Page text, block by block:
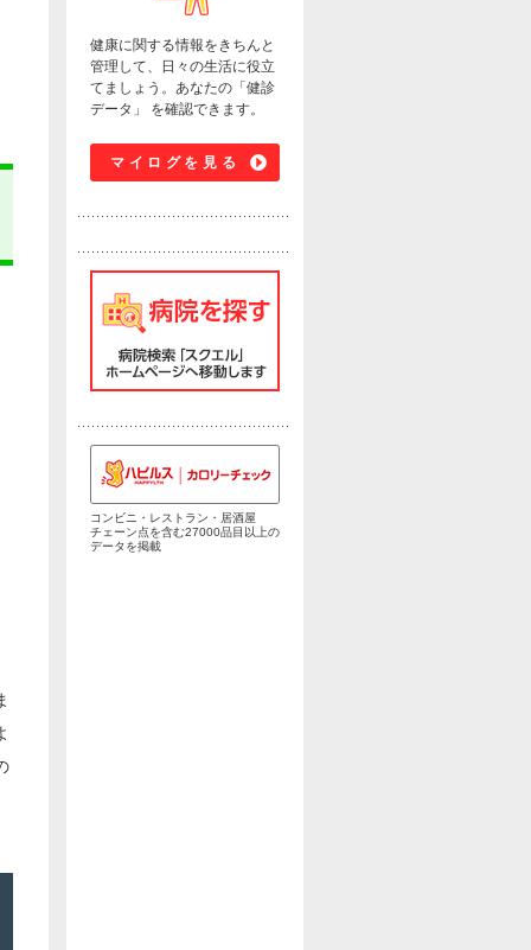
健康に関する情報をきちんと
管理して、日々の生活に役立
てましょう。あなたの「健診
データ」 を確認できます。
マイログを見る
コンビニ・レストラン・居酒屋
チェーン点を含む27000品目以上の
データを掲載